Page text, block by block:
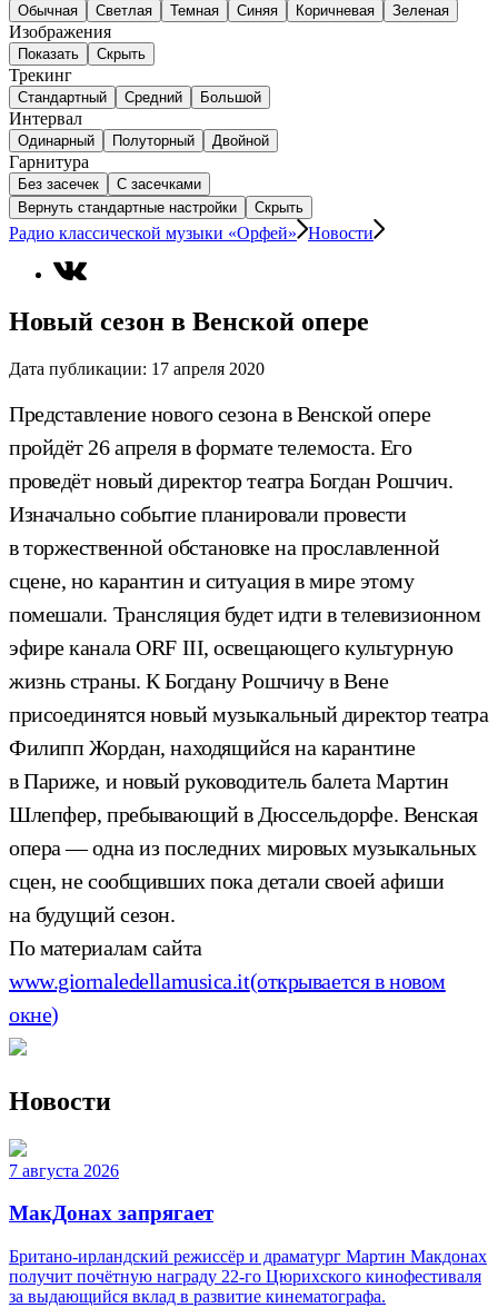
Обычная Светлая Темная Синяя Коричневая Зеленая
Изображения
Показать Скрыть
Трекинг
Стандартный Средний Большой
Интервал
Одинарный Полуторный Двойной
Гарнитура
Без засечек
С засечками
Вернуть стандартные настройки
Скрыть
Радио классической музыки «Орфей» Новости
Новый сезон в Венской опере
Дата публикации: 17 апреля 2020
Представление нового сезона в Венской опере
пройдёт 26 апреля в формате телемоста. Его
проведёт новый директор театра Богдан Рошчич.
Изначально событие планировали провести
в торжественной обстановке на прославленной
сцене, но карантин и ситуация в мире этому
помешали. Трансляция будет идти в телевизионном
эфире канала ORF III, освещающего культурную
жизнь страны. К Богдану Рошчичу в Вене
присоединятся новый музыкальный директор театра
Филипп Жордан, находящийся на карантине
в Париже, и новый руководитель балета Мартин
Шлепфер, пребывающий в Дюссельдорфе. Венская
опера — одна из последних мировых музыкальных
сцен, не сообщивших пока детали своей афиши
на будущий сезон.
По материалам сайта
www.giornaledellamusica.it(открывается в новом
окне)
Новости
7 августа 2026
МакДонах запрягает
Британо-ирландский режиссёр и драматург Мартин Макдонах
получит почётную награду 22-го Цюрихского кинофестиваля
за выдающийся вклад в развитие кинематографа.